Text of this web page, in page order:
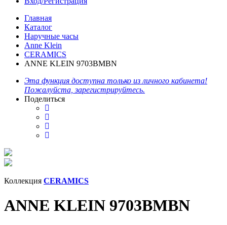
Главная
Каталог
Наручные часы
Anne Klein
CERAMICS
ANNE KLEIN 9703BMBN
Эта функция доступна только из личного кабинета!
Пожалуйста, зарегистрируйтесь.
Поделиться
Коллекция CERAMICS
ANNE KLEIN 9703BMBN